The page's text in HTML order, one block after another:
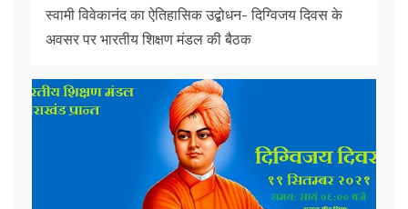
स्वामी विवेकानंद का ऐतिहासिक उद्बोधन- दिग्विजय दिवस के
अवसर पर भारतीय शिक्षण मंडल की बैठक